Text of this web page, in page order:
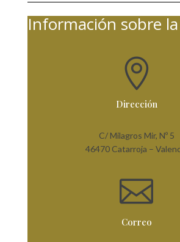
Información sobre

Dirección
C/ Milagros Mir, Nº 5
46470 Catarroja –

Correo